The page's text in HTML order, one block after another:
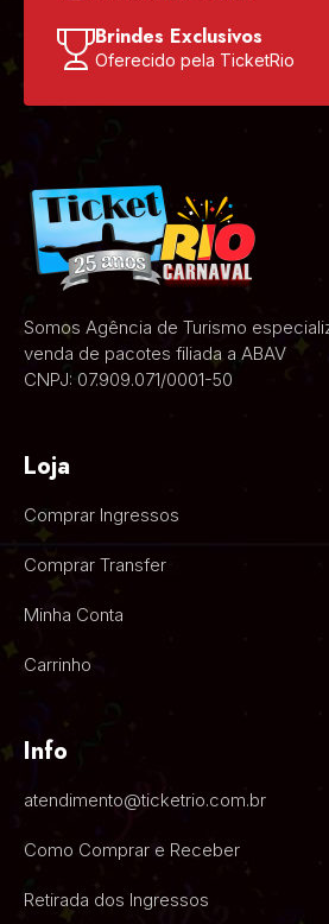
Brindes Exclusivos
Oferecido pela TicketRio
Somos Agência de Turismo
venda de pacotes filiada a ABAV
CNPJ: 07.909.071/0001-50
Loja
Comprar Ingressos
Comprar Transfer
Minha Conta
Carrinho
Info
atendimento@ticketrio.com.br
Como Comprar e Receber
Retirada dos Ingressos